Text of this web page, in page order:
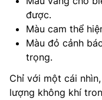
được.
Màu cam thể
Màu đỏ cảnh
trọng.
Chỉ với một cái
lượng không khí